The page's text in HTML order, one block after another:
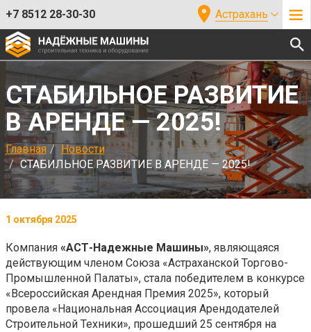
+7 8512 28-30-30 Астрахань
СТАБИЛЬНОЕ РАЗВИТИЕ
В АРЕНДЕ — 2025!
Главная
Новости
СТАБИЛЬНОЕ РАЗВИТИЕ В АРЕНДЕ — 2025!
1 октября 2025
Компания «АСТ-Надежные Машины», являющаяся
действующим членом Союза «Астраханской Торгово-
Промышленной Палаты», стала победителем в конкурсе
«Всероссийская Арендная Премия 2025», который
провела «Национальная Ассоциация Арендодателей
Строительной Техники», прошедший 25 сентября на